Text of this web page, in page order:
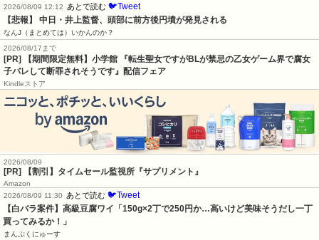
2026/08/09 12:12
あとで読む 🐦Tweet
【悲報】 中日・井上監督、頭部に前方後円墳が発見される
なんJ（まとめては）いかんのか？
2026/08/17まで
[PR] 【期間限定無料】小学館 『転生聖女ですがBLが禁忌の乙女ゲーム界で腐女
子バレして断罪されそうです』配信フェア
Kindleストア
2026/08/09
[PR] 【割引】タイムセール監視所『サプリメント』
Amazon
2026/08/09 11:30
あとで読む 🐦Tweet
【白バラ案件】高級豆腐ワイ「150g×2丁で250円か…高いけど美味そうだし一丁
買ってみるか！」
まんぷくにゅーす